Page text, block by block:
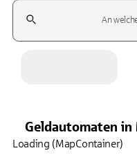
Suchfeld
Geldautomaten in
Loading (MapContainer)